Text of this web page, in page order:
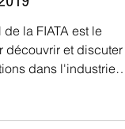
mondial de la FIATA-
la FIATA est le
découvrir et discuter